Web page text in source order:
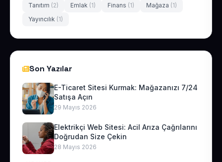
Tanıtım (2) Emlak (1) Finans (1) Mağaza (1)
Yayıncılık (1)
Son Yazılar
E-Ticaret Sitesi Kurmak: Mağazanızı 7/24
Satışa Açın
29 Mayıs 2026
Elektrikçi Web Sitesi: Acil Arıza Çağrılarını
Doğrudan Size Çekin
28 Mayıs 2026